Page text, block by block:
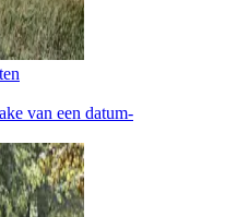
van een datum-